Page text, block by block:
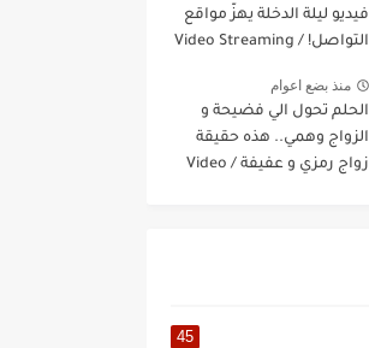
فيديو ليلة الدخلة يهزّ مواقع
التواصل! / Video Streaming
منذ بضع اعوام
الحلم تحول الي فضيحة و
الزواج وهمي.. هذه حقيقة
زواج رمزي و عفيفة / Video
45